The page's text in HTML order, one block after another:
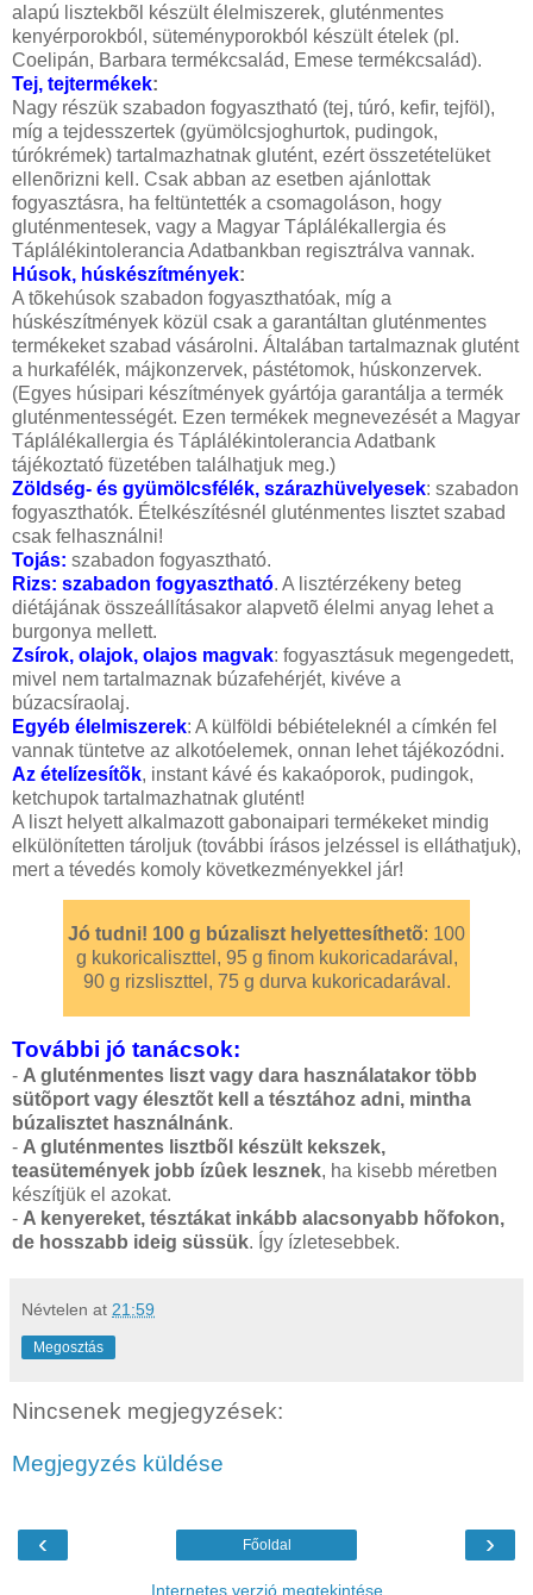
alapú lisztekbõl készült élelmiszerek, gluténmentes
kenyérporokból, süteményporokból készült ételek (pl.
Coelipán, Barbara termékcsalád, Emese termékcsalád).
Tej, tejtermékek:
Nagy részük szabadon fogyasztható (tej, túró, kefir, tejföl),
míg a tejdesszertek (gyümölcsjoghurtok, pudingok,
túrókrémek) tartalmazhatnak glutént, ezért összetételüket
ellenõrizni kell. Csak abban az esetben ajánlottak
fogyasztásra, ha feltüntették a csomagoláson, hogy
gluténmentesek, vagy a Magyar Táplálékallergia és
Táplálékintolerancia Adatbankban regisztrálva vannak.
Húsok, húskészítmények:
A tõkehúsok szabadon fogyaszthatóak, míg a
húskészítmények közül csak a garantáltan gluténmentes
termékeket szabad vásárolni. Általában tartalmaznak glutént
a hurkafélék, májkonzervek, pástétomok, húskonzervek.
(Egyes húsipari készítmények gyártója garantálja a termék
gluténmentességét. Ezen termékek megnevezését a Magyar
Táplálékallergia és Táplálékintolerancia Adatbank
tájékoztató füzetében találhatjuk meg.)
Zöldség- és gyümölcsfélék, szárazhüvelyesek: szabadon
fogyaszthatók. Ételkészítésnél gluténmentes lisztet szabad
csak felhasználni!
Tojás: szabadon fogyasztható.
Rizs: szabadon fogyasztható. A lisztérzékeny beteg
diétájának összeállításakor alapvetõ élelmi anyag lehet a
burgonya mellett.
Zsírok, olajok, olajos magvak: fogyasztásuk megengedett,
mivel nem tartalmaznak búzafehérjét, kivéve a
búzacsíraolaj.
Egyéb élelmiszerek: A külföldi bébiételeknél a címkén fel
vannak tüntetve az alkotóelemek, onnan lehet tájékozódni.
Az ételízesítõk, instant kávé és kakaóporok, pudingok,
ketchupok tartalmazhatnak glutént!
A liszt helyett alkalmazott gabonaipari termékeket mindig
elkülönítetten tároljuk (további írásos jelzéssel is elláthatjuk),
mert a tévedés komoly következményekkel jár!
Jó tudni! 100 g búzaliszt helyettesíthetõ: 100
g kukoricaliszttel, 95 g finom kukoricadarával,
90 g rizsliszttel, 75 g durva kukoricadarával.
További jó tanácsok:
- A gluténmentes liszt vagy dara használatakor több
sütõport vagy élesztõt kell a tésztához adni, mintha
búzalisztet használnánk.
- A gluténmentes lisztbõl készült kekszek,
teasütemények jobb ízûek lesznek, ha kisebb méretben
készítjük el azokat.
- A kenyereket, tésztákat inkább alacsonyabb hõfokon,
de hosszabb ideig süssük. Így ízletesebbek.
Névtelen at 21:59
Megosztás
Nincsenek megjegyzések:
Megjegyzés küldése
‹ ›
Főoldal
Internetes verzió megtekintése